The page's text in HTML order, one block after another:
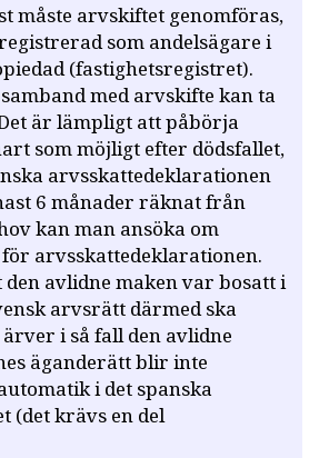
måste arvskiftet genomföras,
som andelsägare i
(fastighetsregistret).
med arvskifte kan ta
är lämpligt att påbörja
som möjligt efter dödsfallet,
arvsskattedeklarationen
6 månader räknat från
kan man ansöka om
arvsskattedeklarationen.
avlidne maken var bosatt i
arvsrätt därmed ska
i så fall den avlidne
äganderätt blir inte
i det spanska
(det krävs en del